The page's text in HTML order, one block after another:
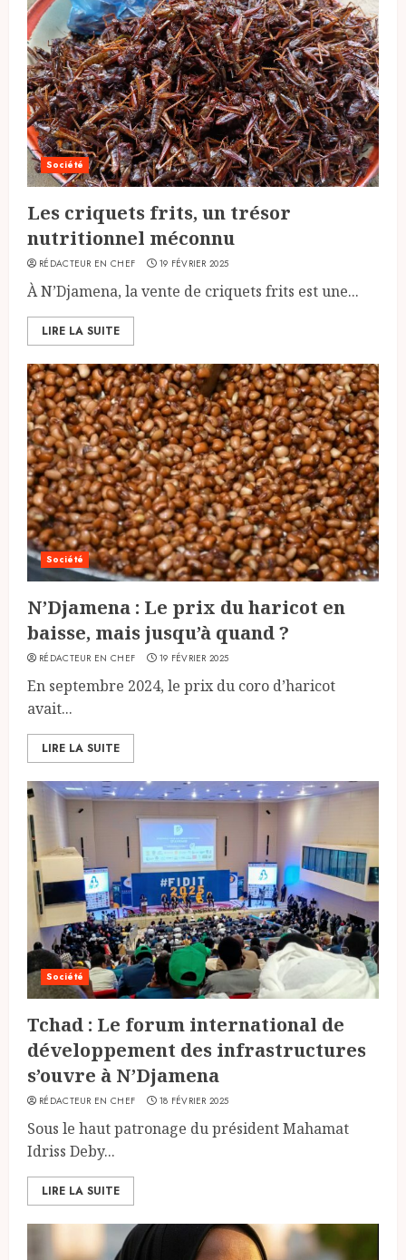
Société
Les criquets frits, un trésor
nutritionnel méconnu
RÉDACTEUR EN CHEF 19 FÉVRIER 2025
À N’Djamena, la vente de criquets frits est une...
LIRE LA SUITE
Société
N’Djamena : Le prix du haricot en
baisse, mais jusqu’à quand ?
RÉDACTEUR EN CHEF 19 FÉVRIER 2025
En septembre 2024, le prix du coro d’haricot
avait...
LIRE LA SUITE
Société
Tchad : Le forum international de
développement des infrastructures
s’ouvre à N’Djamena
RÉDACTEUR EN CHEF 18 FÉVRIER 2025
Sous le haut patronage du président Mahamat
Idriss Deby...
LIRE LA SUITE